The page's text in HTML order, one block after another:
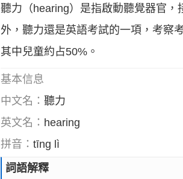
聽力（hearing）是指啟動聽覺器官
外，聽力還是英語考試的一項，考察
其中兒童約占50%。
基本信息
中文名：聽力
英文名： hearing
拼音：tīng lì
詞語解釋